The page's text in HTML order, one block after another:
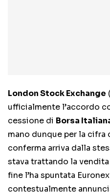
London Stock Exchange
ufficialmente l’accordo
cessione di Borsa
mano dunque per la cifra
conferma arriva dalla
stava trattando la
fine l’ha spuntata
contestualmente